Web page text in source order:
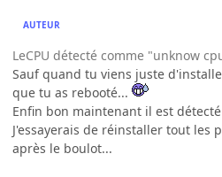
AUTEUR
LeCPU détecté comme "unknow
Sauf quand tu viens juste
que tu as rebooté...
Enfin bon maintenant il est
J'essayerais de réinstaller tout les
après le boulot...